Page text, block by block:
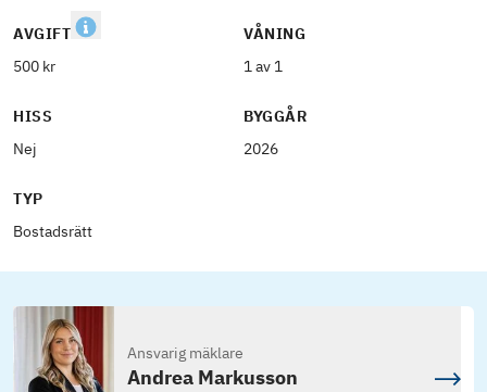
AVGIFT
500 kr
VÅNING
1 av 1
HISS
Nej
BYGGÅR
2026
TYP
Bostadsrätt
Ansvarig mäklare
Andrea Markusson